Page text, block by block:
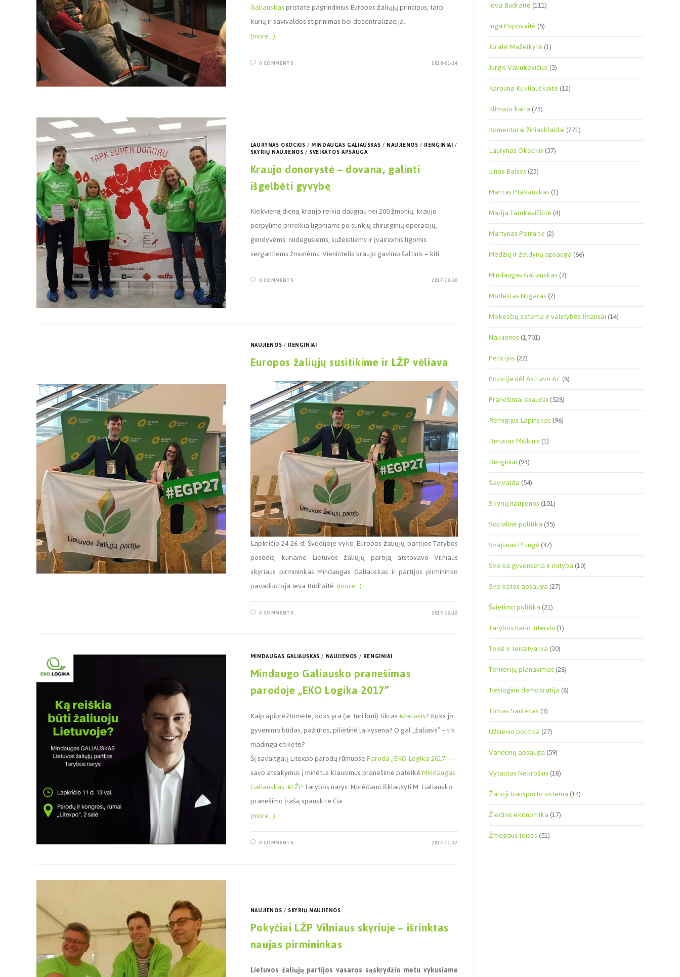
Galiauskaspristatė pagrindinius Europos žaliųjų principus, tarp
kurių ir savivaldos stiprinimas bei decentralizacija.
(more…)
0 COMMENTS 2018-01-24
LAURYNAS OKOCKIS/ MINDAUGAS GALIAUSKAS/ NAUJIENOS/ RENGINIAI/
SKYRIŲ NAUJIENOS/ SVEIKATOS APSAUGA
Kraujo donorystė – dovana, galinti
išgelbėti gyvybę
Kiekvieną dieną kraujo reikia daugiau nei 200 žmonių; kraujo
perpylimo prireikia ligoniams po sunkių chirurginių operacijų,
gimdyvėms, nudegusiems, sužeistiems ir įvairiomis ligomis
sergantiems žmonėms. Vienintelis kraujo gavimo šaltinis – kiti…
0 COMMENTS 2017-12-30
NAUJIENOS/ RENGINIAI
Europos žaliųjų susitikime ir LŽP vėliava
Lapkričio 24-26 d. Švedijoje vyko Europos žaliųjų partijos Tarybos
posėdis, kuriame Lietuvos žaliųjų partiją atstovavo Vilniaus
skyriaus pirmininkas Mindaugas Galiauskas ir partijos pirmininko
pavaduotoja Ieva Budraitė.(more…)
0 COMMENTS 2017-12-12
MINDAUGAS GALIAUSKAS/ NAUJIENOS/ RENGINIAI
Mindaugo Galiausko pranešimas
parodoje „EKO Logika 2017”
Kaip apibrėžtumėte, koks yra (ar turi būti) tikras#žaliasis? Koks jo
gyvenimo būdas, pažiūros, pilietinė laikysena? O gal „žaliasis” – tik
madinga etiketė?
Šį savaitgalį Litexpo parodų rūmuoseParoda „EKO Logika 2017”–
savo atsakymus į minėtus klausimus pranešime pateikėMindaugas
Galiauskas,#LŽPTarybos narys. Norėdami išklausyti M. Galiausko
pranešimo įrašą spauskite čia:
(more…)
0 COMMENTS 2017-11-12
NAUJIENOS/ SKYRIŲ NAUJIENOS
Pokyčiai LŽP Vilniaus skyriuje – išrinktas
naujas pirmininkas
Lietuvos žaliųjų partijos vasaros sąskrydžio metu vykusiame
Ieva Budraitė(111)
Inga Popovaitė(5)
Jūratė Mažeikytė(1)
Jurgis Valiukevičius(3)
Karolina Kukliauskaitė(12)
Klimato kaita(73)
Komentarai žiniasklaidai(271)
Laurynas Okockis(37)
Linas Balsys(23)
Mantas Ptakauskas(1)
Marija Tamkevičiūtė(4)
Martynas Petraitis(2)
Medžių ir želdynų apsauga(66)
Mindaugas Galiauskas(7)
Modestas Nugaras(2)
Mokesčių sistema ir valstybės finansai(14)
Naujienos(1,701)
Peticijos(22)
Pozicija dėl Astravo AE(8)
Pranešimai spaudai(528)
Remigijus Lapinskas(96)
Renatas Miškinis(1)
Renginiai(93)
Savivalda(54)
Skyrių naujienos(101)
Socialinė politika(35)
Svajūnas Plungė(37)
Sveika gyvensena ir mityba(10)
Sveikatos apsauga(27)
Švietimo politika(21)
Tarybos nario interviu(1)
Teisė ir teisėtvarka(30)
Teritorijų planavimas(28)
Tiesioginė demokratija(8)
Tomas Saulėnas(3)
Užsienio politika(27)
Vandenų apsauga(59)
Vytautas Nekrošius(18)
Žalioji transporto sistema(14)
Žiedinė ekonomika(17)
Žmogaus teisės(51)